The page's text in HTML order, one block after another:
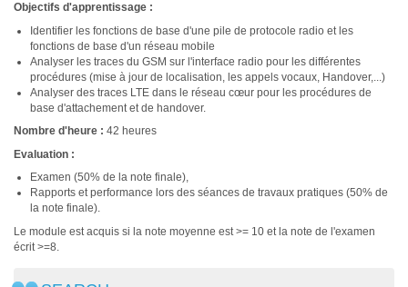
Objectifs d'apprentissage :
Identifier les fonctions de base d'une pile de protocole radio et les
fonctions de base d'un réseau mobile
Analyser les traces du GSM sur l'interface radio pour les différentes
procédures (mise à jour de localisation, les appels vocaux, Handover,...)
Analyser des traces LTE dans le réseau cœur pour les procédures de
base d'attachement et de handover.
Nombre d'heure : 42 heures
Evaluation :
Examen (50% de la note finale),
Rapports et performance lors des séances de travaux pratiques (50% de
la note finale).
Le module est acquis si la note moyenne est >= 10 et la note de l'examen
écrit >=8.